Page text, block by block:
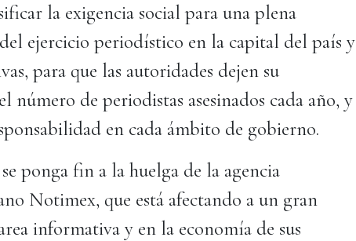
la exigencia social para una plena
ejercicio periodístico en la capital del país y
para que las autoridades dejen su
número de periodistas asesinados cada año, y
en cada ámbito de gobierno.
ponga fin a la huelga de la agencia
Notimex, que está afectando a un gran
informativa y en la economía de sus